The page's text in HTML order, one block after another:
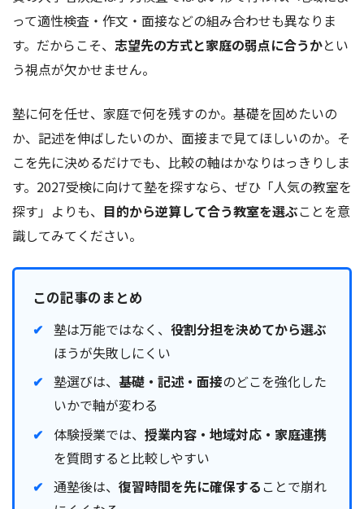
って適性検査・作文・面接などの組み合わせも異なりま
す。だからこそ、 志望先の方式と家庭の弱点に合うかとい
う視点が欠かせません。
塾に何を任せ、家庭で何を残すのか。基礎を固めたいの
か、記述を伸ばしたいのか、面接まで見てほしいのか。そ
こを先に決めるだけでも、比較の軸はかなりはっきりしま
す。2027受検に向けて塾を探すなら、ぜひ「人気の教室を
探す」よりも、 目的から逆算して合う教室を選ぶことを意
識してみてください。
この記事のまとめ
塾は万能ではなく、 役割分担を決めてから選ぶ
ほうが失敗しにくい
塾選びは、 基礎・記述・面接のどこを強化した
いかで軸が変わる
体験授業では、 授業内容・地域対応・家庭連携
を質問すると比較しやすい
通塾後は、 復習時間を先に確保する ことで崩れ